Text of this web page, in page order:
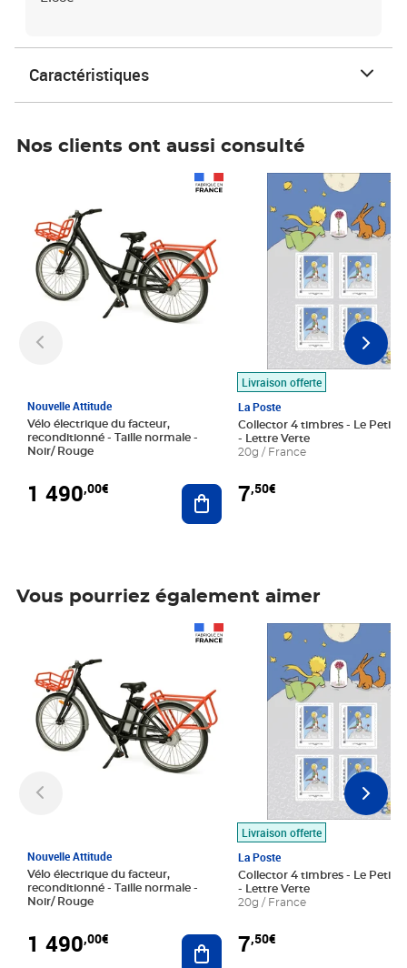
Caractéristiques
Nos clients ont aussi consulté
Nouvelle Attitude
Vélo électrique du facteur,
reconditionné - Taille normale -
Noir/ Rouge
1 490,00€ Ajouter au panier
Livraison offerte
La Poste
Collector 4 timbres - Le Petit
- Lettre Verte
20g / France
7,50€
Prix 7,50€
Vous pourriez également aimer
Nouvelle Attitude
Vélo électrique du facteur,
reconditionné - Taille normale -
Noir/ Rouge
1 490,00€ Ajouter au panier
Livraison offerte
La Poste
Collector 4 timbres - Le Petit
- Lettre Verte
20g / France
7,50€
Prix 7,50€